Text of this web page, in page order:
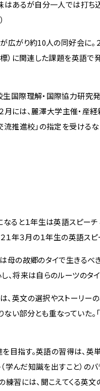
はあるが自分一人では打
がり約10人の同好会に。
）に関連した課題を英語
際理解・国際協力研究発
月には、麗澤大学主催・
流推進校」の指定を受け
ると１年生は英語スピー
１年３月の１年生の英語ス
母の故郷のタイで生きる
将来は自らのルーツのタ
英文の選択やストーリー
部分とも重なっていた。
を目指す。英語の習得は、
（学んだ知識を出すこと）
練習には、聞こえてくる英